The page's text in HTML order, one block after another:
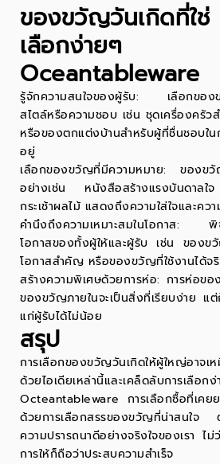
ของขวัญวันเกิดที่ใช่
เลือกง่า
Oceantableware
รู้จักความสนใจของผู้รับ:
เลือกขอ
สไตล์หรือความชอบ เช่น ชุดเครื่องครัว
หรือของตกแต่งบ้านสำหรับผู้ที่ชื่นชอบใน
อยู่
เลือกของขวัญที่มีความหมาย:ของข
อย่างเช่น หนังสือสร้างแรงบันดาลใ
กระเช้าผลไม้ แสดงถึงความใส่ใจและคว
คำนึงถึงความเหมาะสมในโอกาส:
พิ
โอกาสของทั้งผู้ให้และผู้รับ เช่น ของข
โอกาสสำคัญ หรือของขวัญที่ใช้งานได้จ
สร้างความพิเศษด้วยการห่อ: การห่อข
ของขวัญภายในจะเป็นสิ่งที่เรียบง่าย แต่
แก่ผู้รับได้ไม่น้อย
สรุป
การเลือกของขวัญวันเกิดให้ผู้ใหญ่อาจ
ด้วยไอเดียเหล่านี้และเคล็ดลับ
Octeantableware การเลือกซื้อที่เคย
ด้วยการเลือกสรรของขวัญที่น่าสนใจ
ความปรารถนาดีอย่างจริงใจของเรา ไ
การให้ก็ถือว่าประสบความสำเร็จ